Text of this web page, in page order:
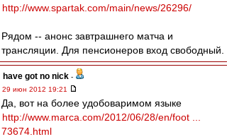
http://www.spartak.com/main/news/26296/
Рядом -- анонс завтрашнего матча и
трансляции. Для пенсионеров вход свободный.
have got no nick -
29 июн 2012 19:21
Да, вот на более удобоваримом языке
http://www.marca.com/2012/06/28/en/foot ...
73674.html